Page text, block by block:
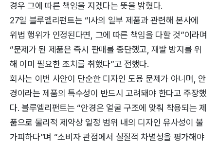
경우 그에 따른 책임을 지겠다는 뜻을 밝혔다.
27일 블루엘리펀트는 “I사의 일부 제품과 관련해 본사에
위법 행위가 인정된다면, 그에 따른 책임을 다할 것”이라며
“문제가 된 제품은 즉시 판매를 중단했고, 재발 방지를 위
해 이미 필요한 조치를 취했다”고 전했다.
회사는 이번 사안이 단순한 디자인 도용 문제가 아니며, 안
경이라는 제품의 특수성이 반드시 고려돼야 한다고 주장했
다. 블루엘리펀트는 “안경은 얼굴 구조에 맞춰 착용되는 제
품으로 물리적 제약상 일정 범위 내의 디자인 유사성이 불
가피하다”며 “소비자 관점에서 실질적 차별성을 평가해야